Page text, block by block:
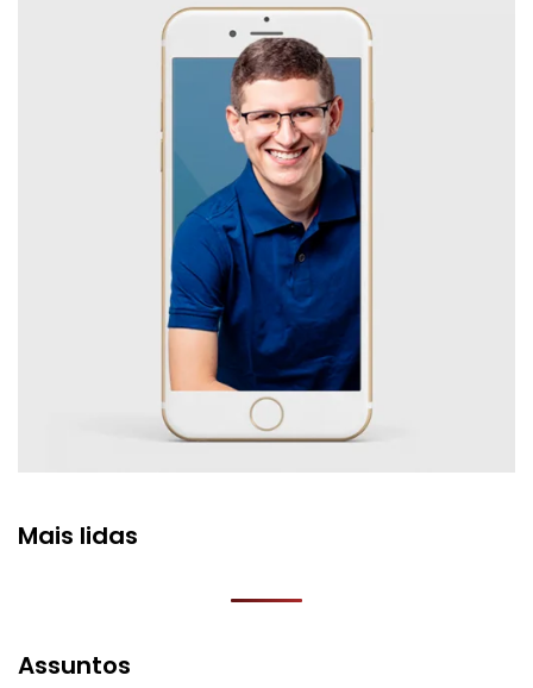
Mais lidas
Assuntos